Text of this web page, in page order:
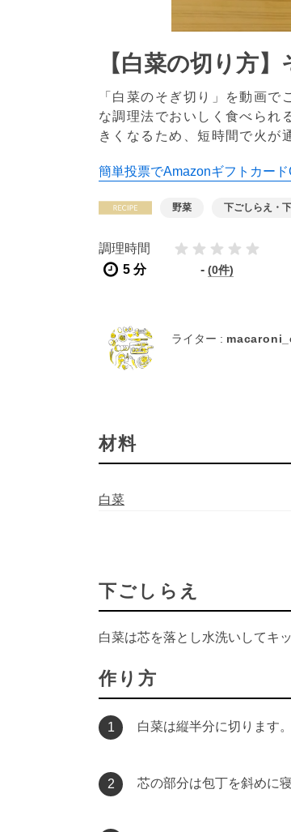
【白菜の切り方】
「白菜のそぎ切り」を動画
な調理法でおいしく食べられ
きくなるため、短時間で火が
簡単投票でAmazonギフトカード
野菜 下ごしらえ・
調理時間
5 分
- (0件)
ライター :
材料
白菜
下ごしらえ
白菜は芯を落とし水洗いしてキ
作り方
1 白菜は縦半分に切ります。
2 芯の部分は包丁を斜めに